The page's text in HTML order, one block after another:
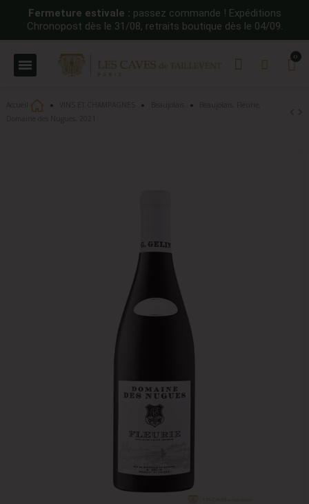
Fermeture estivale : passez commande ! Expéditions
Chronopost dès le 31/08, retraits boutique dès le 04/09.